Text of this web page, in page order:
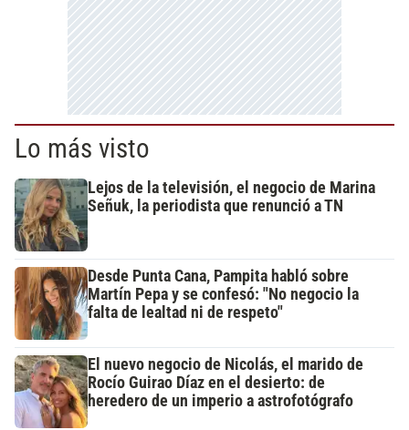
Lo más visto
Lejos de la televisión, el negocio de Marina
Señuk, la periodista que renunció a TN
Desde Punta Cana, Pampita habló sobre
Martín Pepa y se confesó: "No negocio la
falta de lealtad ni de respeto"
El nuevo negocio de Nicolás, el marido de
Rocío Guirao Díaz en el desierto: de
heredero de un imperio a astrofotógrafo